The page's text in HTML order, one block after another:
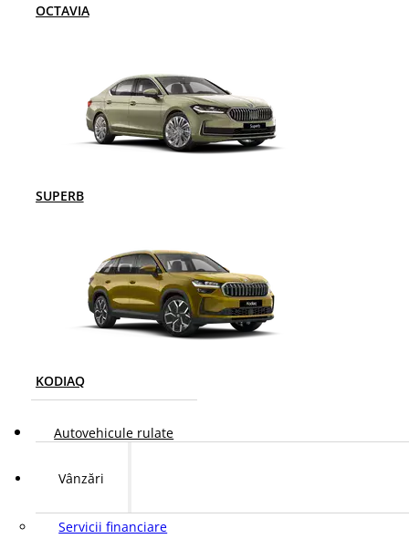
OCTAVIA
SUPERB
KODIAQ
Autovehicule rulate
Vânzări
Servicii financiare